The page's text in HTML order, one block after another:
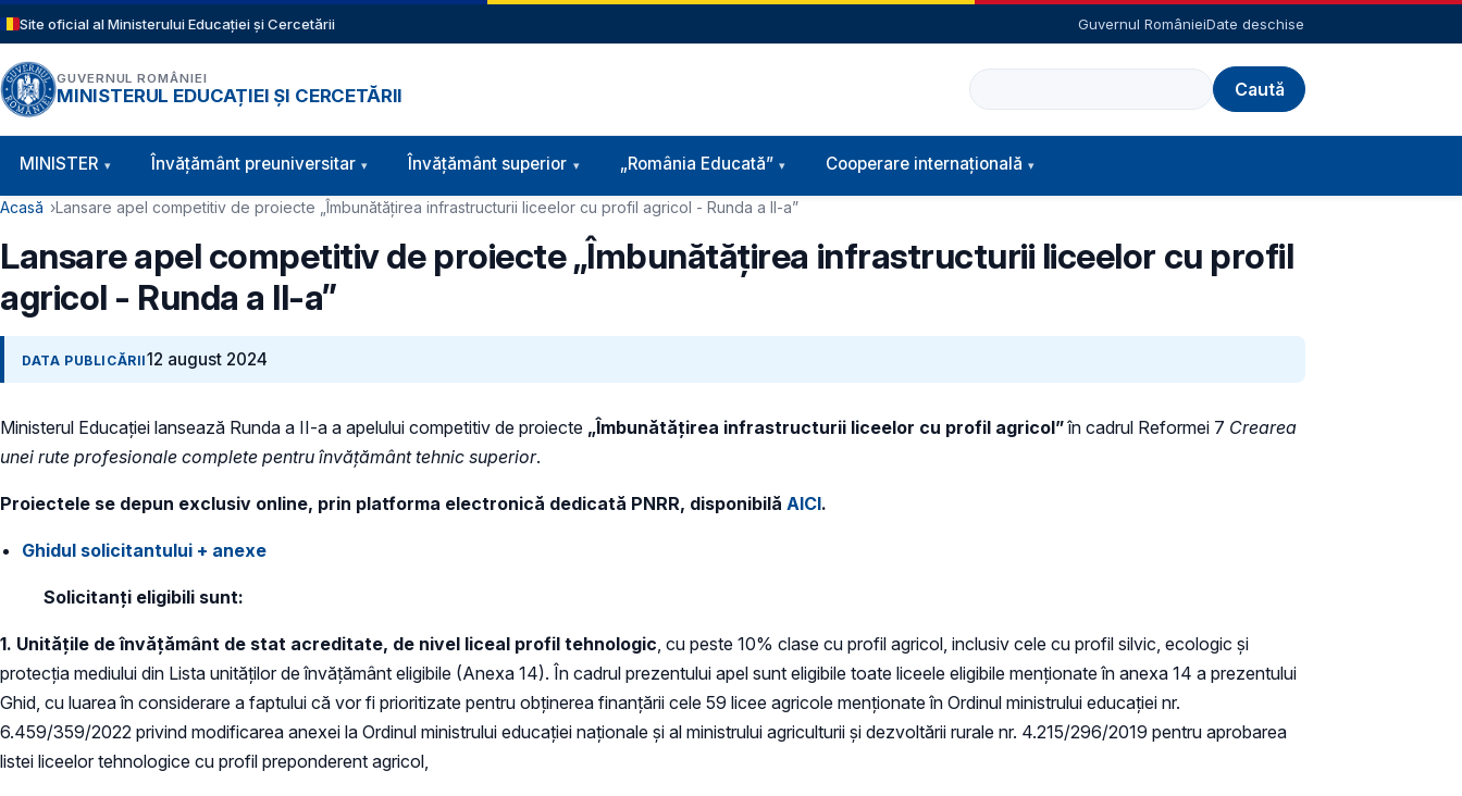
Sari la conținutul principal
Site oficial al Ministerului Educației și Cercetării Guvernul RomânieiDate deschise
GUVERNUL ROMÂNIEI
MINISTERUL EDUCAȚIEI ȘI CERCETĂRII
Caută
Navigație principală
MINISTER Învăţământ preuniversitar Învățământ superior „România Educată” Cooperare internațională
Cale de navigare
Acasă Lansare apel competitiv de proiecte „Îmbunătățirea infrastructurii liceelor cu profil agricol - Runda a II-a”
Lansare apel competitiv de proiecte „Îmbunătățirea infrastructurii liceelor cu profil
agricol - Runda a II-a”
DATA PUBLICĂRII12 august 2024
Ministerul Educației lansează Runda a II-a a apelului competitiv de proiecte „Îmbunătățirea infrastructurii liceelor cu profil agricol”în cadrul Reformei 7 Crearea
unei rute profesionale complete pentru învățământ tehnic superior.
Proiectele se depun exclusiv online, prin platforma electronică dedicată PNRR, disponibilă AICI.
Ghidul solicitantului + anexe
Solicitanți eligibili sunt:
1. Unitățile de învățământ de stat acreditate, de nivel liceal profil tehnologic, cu peste 10% clase cu profil agricol, inclusiv cele cu profil silvic, ecologic și
protecția mediului din Lista unităților de învățământ eligibile (Anexa 14). În cadrul prezentului apel sunt eligibile toate liceele eligibile menționate în anexa 14 a prezentului
Ghid, cu luarea în considerare a faptului că vor fi prioritizate pentru obținerea finanțării cele 59 licee agricole menționate în Ordinul ministrului educației nr.
6.459/359/2022 privind modificarea anexei la Ordinul ministrului educației naționale și al ministrului agriculturii și dezvoltării rurale nr. 4.215/296/2019 pentru aprobarea
listei liceelor tehnologice cu profil preponderent agricol,